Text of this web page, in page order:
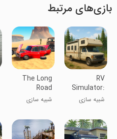
بازی‌های مرتبط
RV
Simulator:
Long Drive
شبیه سازی
The Long
Road
شبیه سازی